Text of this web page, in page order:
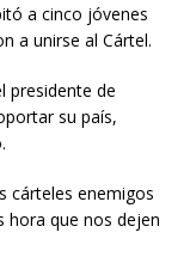
a cinco jóvenes
a unirse al Cártel.
presidente de
su país,
cárteles enemigos
hora que nos dejen